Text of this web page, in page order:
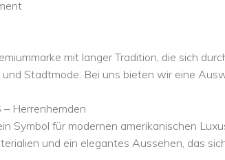
mit langer Tradition, die sich
und Stadtmode. Bei uns bieten wir eine
– Herrenhemden
Symbol für modernen amerikanischen
und ein elegantes Aussehen, das